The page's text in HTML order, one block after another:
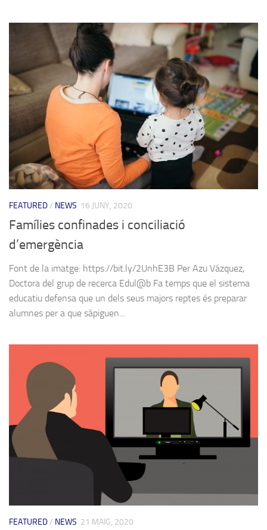
FEATURED/ NEWS 16 JUNY, 2020
Famílies confinades i conciliació
d’emergència
Font de la imatge: https://bit.ly/2UnhE3B Per Azu Vázquez,
Doctora del grup de recerca Edul@b Fa temps que el sistema
educatiu defensa que un dels seus majors reptes és preparar
alumnes per a que sàpiguen...
FEATURED/ NEWS 21 MAIG, 2020